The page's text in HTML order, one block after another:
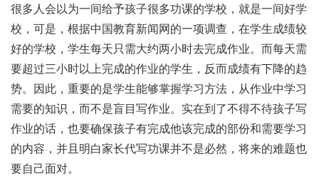
很多人会以为一间给予孩子很多功课的学校，就是一间好学
校，可是，根据中国教育新闻网的一项调查，在学生成绩较
好的学校，学生每天只需大约两小时去完成作业。而每天需
要超过三小时以上完成的作业的学生，反而成绩有下降的趋
势。因此，重要的是学生能够掌握学习方法，从作业中学习
需要的知识，而不是盲目写作业。实在到了不得不待孩子写
作业的话，也要确保孩子有完成他该完成的部份和需要学习
的内容，并且明白家长代写功课并不是必然，将来的难题也
要自己面对。